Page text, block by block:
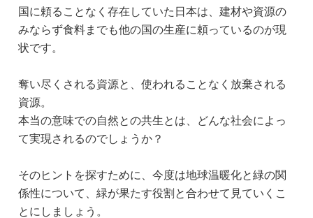
国に頼ることなく存在していた日本は、建材や資源の
みならず食料までも他の国の生産に頼っているのが現
状です。
奪い尽くされる資源と、使われることなく放棄される
資源。
本当の意味での自然との共生とは、どんな社会によっ
て実現されるのでしょうか？
そのヒントを探すために、今度は地球温暖化と緑の関
係性について、緑が果たす役割と合わせて見ていくこ
とにしましょう。